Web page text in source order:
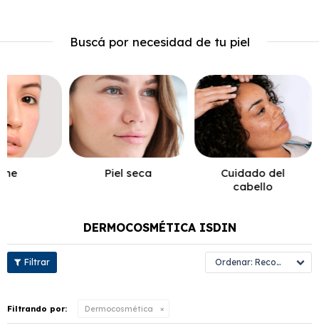
Buscá por necesidad de tu piel
Piel seca
Cuidado del
cabello
DERMOCOSMÉTICA ISDIN
Recomendados
Filtrando por: Dermocosmética